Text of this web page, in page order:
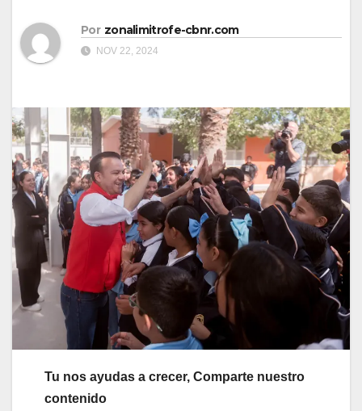
Por zonalimitrofe-cbnr.com
NOV 22, 2024
Tu nos ayudas a crecer, Comparte nuestro
contenido